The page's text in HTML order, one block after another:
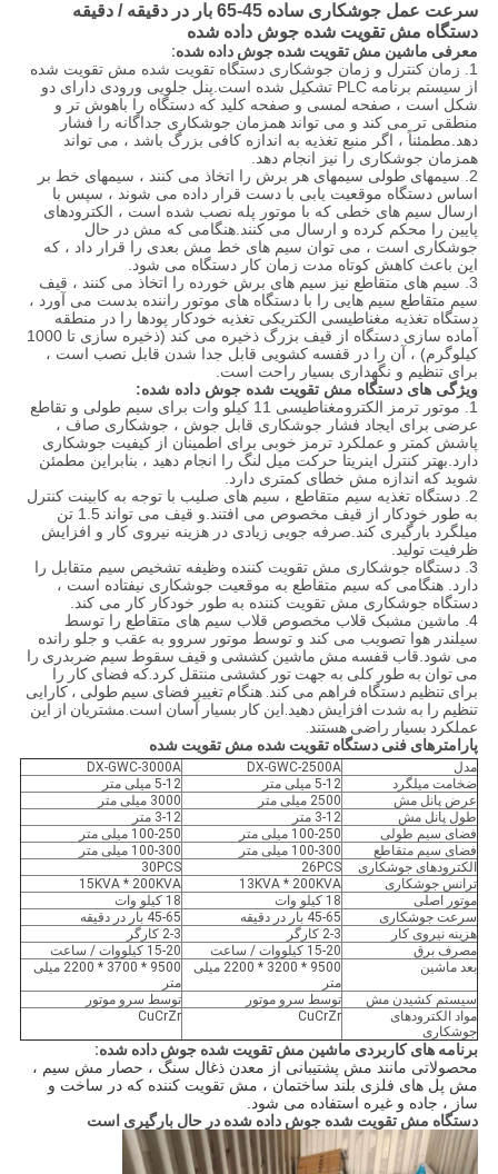
سرعت عمل جوشکاری ساده 45-65 بار در دقیقه / دقیقه
دستگاه مش تقویت شده جوش داده شده
معرفی ماشین مش تقویت شده جوش داده شده:
1. زمان کنترل و زمان جوشکاری دستگاه تقویت شده مش تقویت شده
از سیستم برنامه PLC تشکیل شده است.پنل جلویی ورودی دارای دو
شکل است ، صفحه لمسی و صفحه کلید که دستگاه را باهوش تر و
منطقی تر می کند و می تواند همزمان جوشکاری جداگانه را فشار
دهد.مطمئناً ، اگر منبع تغذیه به اندازه کافی بزرگ باشد ، می تواند
همزمان جوشکاری را نیز انجام دهد.
2. سیمهای طولی سیمهای هر برش را اتخاذ می کنند ، سیمهای خط بر
اساس دستگاه موقعیت یابی با دست قرار داده می شوند ، سپس با
ارسال سیم های خطی که با موتور پله نصب شده است ، الکترودهای
پایین را محکم کرده و ارسال می کنند.هنگامی که مش در حال
جوشکاری است ، می توان سیم های خط مش بعدی را قرار داد ، که
این باعث کاهش کوتاه مدت زمان کار دستگاه می شود.
3. سیم های متقاطع نیز سیم های برش خورده را اتخاذ می کنند ، قیف
سیم متقاطع سیم هایی را با دستگاه های موتور راننده بدست می آورد ،
دستگاه تغذیه مغناطیسی الکتریکی تغذیه خودکار پودها را در منطقه
آماده سازی دستگاه از قیف بزرگ ذخیره می کند (ذخیره سازی تا 1000
کیلوگرم) ، آن را در قفسه کشویی قابل جدا شدن قابل نصب است ،
برای تنظیم و نگهداری بسیار راحت است.
ویژگی های دستگاه مش تقویت شده جوش داده شده:
1. موتور ترمز الکترومغناطیسی 11 کیلو وات برای سیم طولی و تقاطع
عرضی برای ایجاد فشار جوشکاری قابل جوش ، جوشکاری صاف ،
پاشش کمتر و عملکرد ترمز خوبی برای اطمینان از کیفیت جوشکاری
دارد.بهتر کنترل اینریتا حرکت میل لنگ را انجام دهید ، بنابراین مطمئن
شوید که اندازه مش خطای کمتری دارد.
2. دستگاه تغذیه سیم متقاطع ، سیم های صلیب با توجه به کابینت کنترل
به طور خودکار از قیف مخصوص می افتند.و قیف می تواند 1.5 تن
میلگرد بارگیری کند.صرفه جویی زیادی در هزینه نیروی کار و افزایش
ظرفیت تولید.
3. دستگاه جوشکاری مش تقویت کننده وظیفه تشخیص سیم متقابل را
دارد. هنگامی که سیم متقاطع به موقعیت جوشکاری نیفتاده است ،
دستگاه جوشکاری مش تقویت کننده به طور خودکار کار می کند.
4. ماشین مشبک قلاب مخصوص قلاب سیم های متقاطع را توسط
سیلندر هوا تصویب می کند و توسط موتور سروو به عقب و جلو رانده
می شود.قاب قفسه مش ماشین کششی و قیف سقوط سیم ضربدری را
می توان به طور کلی به جهت تور کششی منتقل کرد.که فضای کار را
برای تنظیم دستگاه فراهم می کند. هنگام تغییر فضای سیم طولی ، کارایی
تنظیم را به شدت افزایش دهید.این کار بسیار آسان است.مشتریان از این
عملکرد بسیار راضی هستند.
پارامترهای فنی دستگاه تقویت شده مش تقویت شده
مدل DX-GWC-2500A
DX-GWC-3000A
ضخامت میلگرد
5-12 میلی متر
5-12 میلی متر
عرض پانل مش
2500 میلی متر
3000 میلی متر
طول پانل مش
3-12 متر
3-12 متر
فضای سیم طولی
100-250 میلی متر
100-250 میلی متر
فضای سیم متقاطع
100-300 میلی متر
100-300 میلی متر
الکترودهای جوشکاری
26PCS
30PCS
ترانس جوشکاری
13KVA * 200KVA
15KVA * 200KVA
موتور اصلی
18 کیلو وات
18 کیلو وات
سرعت جوشکاری
45-65 بار در دقیقه
45-65 بار در دقیقه
هزینه نیروی کار
2-3 کارگر
2-3 کارگر
مصرف برق
15-20 کیلووات / ساعت
15-20 کیلووات / ساعت
بعد ماشین
9500 * 3200 * 2200 میلی
متر
9500 * 3700 * 2200 میلی
متر
سیستم کشیدن مش
توسط سرو موتور
توسط سرو موتور
مواد الکترودهای
جوشکاری
CuCrZr
CuCrZr
برنامه های کاربردی ماشین مش تقویت شده جوش داده شده:
محصولاتی مانند مش پشتیبانی از معدن ذغال سنگ ، حصار مش سیم ،
مش پل های فلزی بلند ساختمان ، مش تقویت کننده که در ساخت و
ساز ، جاده و غیره استفاده می شود.
دستگاه مش تقویت شده جوش داده شده در حال بارگیری است